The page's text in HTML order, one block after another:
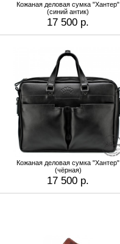
Кожаная деловая сумка "Хантер"
(синий антик)
17 500 р.
Кожаная деловая сумка "Хантер"
(чёрная)
17 500 р.